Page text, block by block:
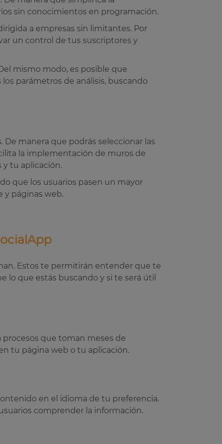
sin conocimientos en programación.
a empresas sin limitantes. Por
un control de tus suscriptores y
mismo modo, es posible que
parámetros de análisis, buscando
manera que podrás seleccionar las
la implementación de muros de
tu aplicación.
que los usuarios pasen un mayor
y páginas web.
Estos te permitirán entender que te
lo que estás buscando y si te será útil
que toman meses de
tu página web o tu aplicación.
en el idioma de tu preferencia.
comprender la información.